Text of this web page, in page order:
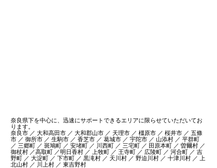
奈良県下を中心に、迅速にサポートできるエリアに限らせていただいてお
ります。
奈良市 ／ 大和高田市 ／ 大和郡山市 ／ 天理市 ／ 橿原市 ／ 桜井市 ／ 五條
市 ／ 御所市 ／ 生駒市 ／ 香芝市 ／ 葛城市 ／ 宇陀市 ／ 山添村 ／ 平群町
／ 三郷町 ／ 斑鳩町 ／ 安堵町 ／ 川西町 ／ 三宅町 ／ 田原本町 ／ 曽爾村 ／
御杖村 ／高取町 ／明日香村 ／ 上牧町 ／ 王寺町 ／ 広陵町 ／ 河合町 ／ 吉
野町 ／ 大淀町 ／ 下市町 ／ 黒滝村 ／ 天川村 ／ 野迫川村 ／ 十津川村 ／ 上
北山村 ／ 川上村 ／ 東吉野村